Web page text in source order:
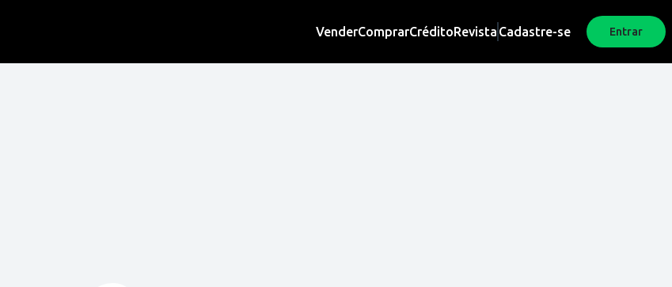
VenderComprarCréditoRevista Cadastre-se Entrar